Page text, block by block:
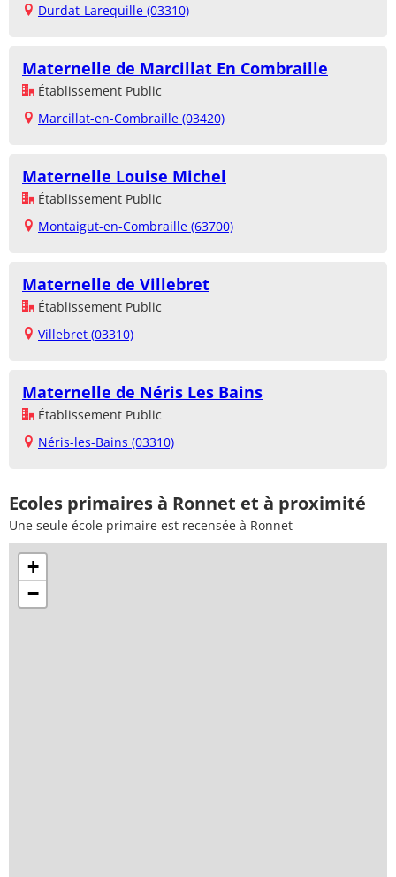
Durdat-Larequille (03310)
Maternelle de Marcillat En Combraille
Établissement Public
Marcillat-en-Combraille (03420)
Maternelle Louise Michel
Établissement Public
Montaigut-en-Combraille (63700)
Maternelle de Villebret
Établissement Public
Villebret (03310)
Maternelle de Néris Les Bains
Établissement Public
Néris-les-Bains (03310)
Ecoles primaires à Ronnet et à proximité
Une seule école primaire est recensée à Ronnet
+
−